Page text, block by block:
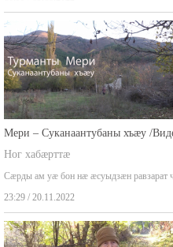
Мери – Суканаантубаны хъæу /
Ног хабæрттæ
Сæрды ам уæ бон нæ æсуыдзæн равзарат
23:29 / 20.11.2022